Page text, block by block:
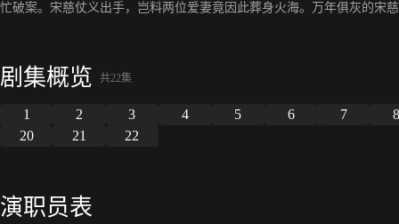
忙破案。宋慈仗义出手，岂料两位爱妻竟因此葬身火海。万年俱灰的宋
剧集概览 共22集
1 2 3 4 5 6 7
20
21 22
演职员表